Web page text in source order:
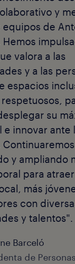
y
equipos de
Hemos
valora a las
y a las
espacios
su
e innovar ante
Continuaremos
y ampliando
para
más
con
y talentos".
Barceló
de